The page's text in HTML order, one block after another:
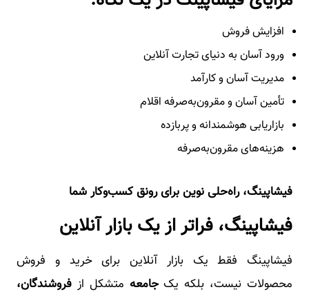
افزایش فروش
ورود آسان به دنیای تجارت آنلاین
مدیریت آسان و کارآمد
تأمین آسان و مقرون‌به‌صرفه اقلام
بازاریابی هوشمندانه و پربازده
هزینه‌های مقرون‌به‌صرفه
فیشاپینگ، راه‌حلی نوین برای رونق کسب‌وکار شما
فیشاپینگ، فراتر از یک بازار آنلاین
فیشاپینگ فقط یک بازار آنلاین برای خرید و فروش
محصولات نیست، بلکه یکجامعه متشکل از فروشندگان،